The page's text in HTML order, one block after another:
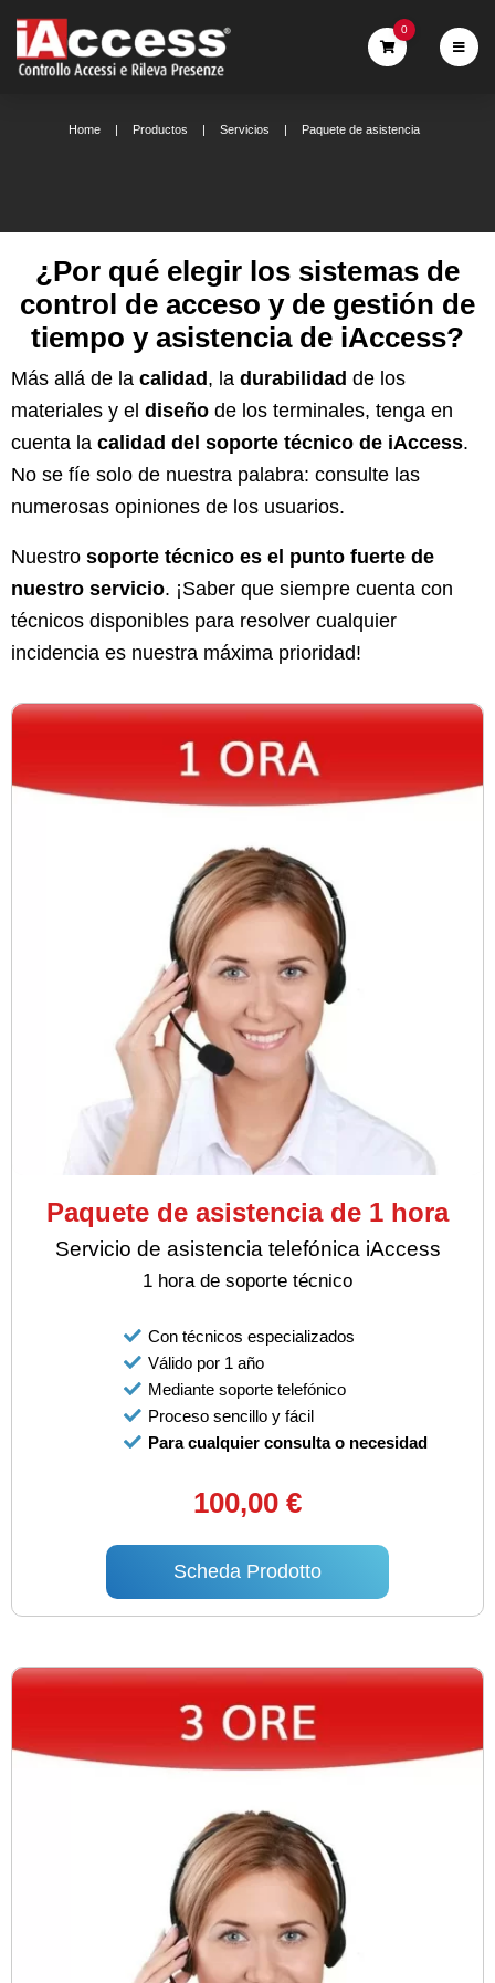
0
Home Productos Servicios Paquete de asistencia
¿Por qué elegir los sistemas de
control de acceso y de gestión de
tiempo y asistencia de iAccess?
Más allá de la calidad , la durabilidad de los
materiales y el diseño de los terminales, tenga en
cuenta la calidad del soporte técnico de iAccess.
No se fíe solo de nuestra palabra: consulte las
numerosas opiniones de los usuarios.
Nuestro soporte técnico es el punto fuerte de
nuestro servicio. ¡Saber que siempre cuenta con
técnicos disponibles para resolver cualquier
incidencia es nuestra máxima prioridad!
Paquete de asistencia de 1 hora
Servicio de asistencia telefónica iAccess
1 hora de soporte técnico
Con técnicos especializados
Válido por 1 año
Mediante soporte telefónico
Proceso sencillo y fácil
Para cualquier consulta o necesidad
100,00 €
Scheda Prodotto